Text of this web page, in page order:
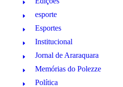
esporte
Esportes
Institucional
Jornal de Araraquara
Memórias do Polezze
Política